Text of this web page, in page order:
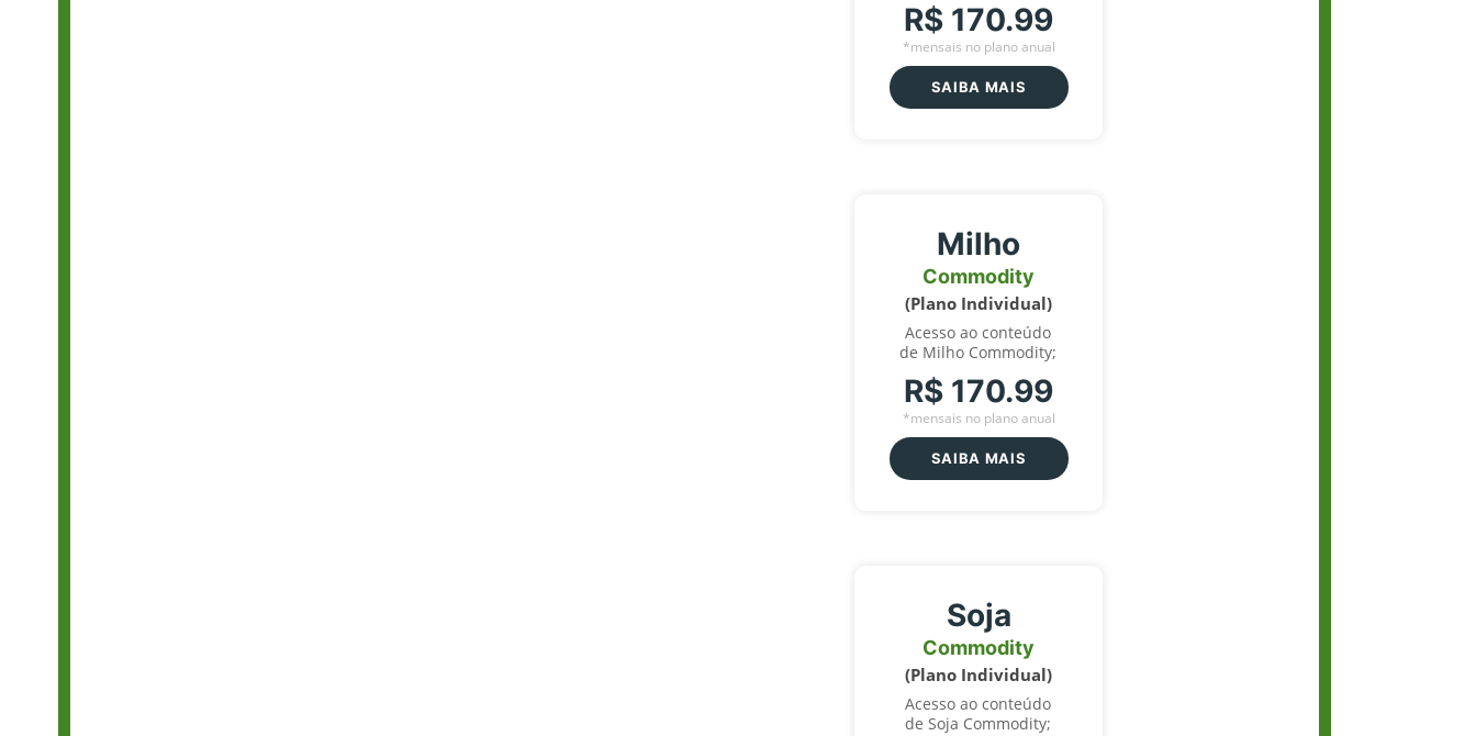
R$ 170.99
*mensais no plano anual
SAIBA MAIS
Milho
Commodity
(Plano Individual)
Acesso ao conteúdo
de Milho Commodity;
R$ 170.99
*mensais no plano anual
SAIBA MAIS
Soja
Commodity
(Plano Individual)
Acesso ao conteúdo
de Soja Commodity;